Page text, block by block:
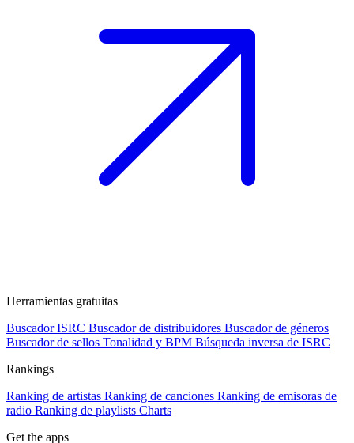
Herramientas gratuitas
Buscador ISRC Buscador de distribuidores Buscador de géneros
Buscador de sellos Tonalidad y BPM Búsqueda inversa de ISRC
Rankings
Ranking de artistas Ranking de canciones Ranking de emisoras de
radio Ranking de playlists Charts
Get the apps